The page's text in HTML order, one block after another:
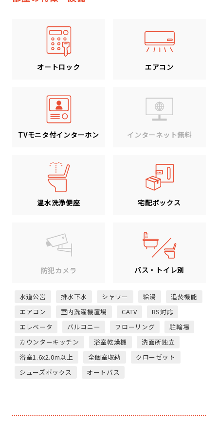
オートロック エアコン
TVモニタ付インターホン インターネット無料
温水洗浄便座 宅配ボックス
防犯カメラ バス・トイレ別
水道公営 排水下水 シャワー 給湯
追焚機能
エアコン
室内洗濯機置場 CATV
BS対応
エレベータ
バルコニー フローリング
駐輪場
カウンターキッチン
浴室乾燥機
洗面所独立
浴室1.6x2.0m以上
全個室収納
クローゼット
シューズボックス
オートバス